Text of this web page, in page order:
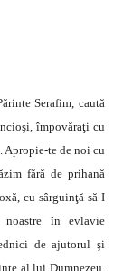
Serafim, caută
împovăraţi cu
Apropie-te de noi cu
fără de prihană
cu sârguinţă să-I
noastre în evlavie
de ajutorul şi
al lui Dumnezeu,